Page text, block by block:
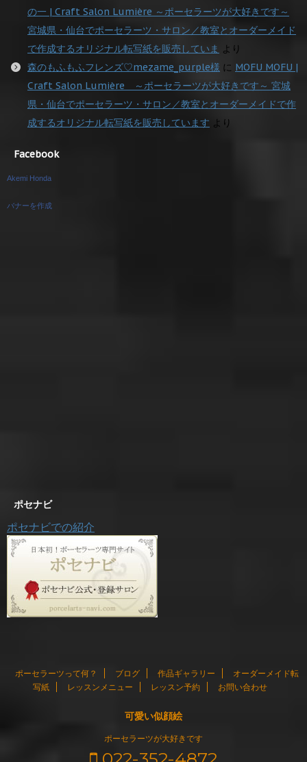
の一 | Craft Salon Lumière ～ポーセラーツが大好きです～
宮城県・仙台でポーセラーツ・サロン／教室とオーダーメイド
で作成するオリジナル転写紙を販売していま より
森のもふもふフレンズ♡mezame_purple様 に MOFU MOFU |
Craft Salon Lumière ～ポーセラーツが大好きです～ 宮城
県・仙台でポーセラーツ・サロン／教室とオーダーメイドで作
成するオリジナル転写紙を販売しています より
Facebook
Akemi Honda
バナーを作成
ポセナビ
ポセナビでの紹介
ポーセラーツって何？ ブログ 作品ギャラリー
オーダーメイド転
写紙
レッスンメニュー レッスン予約 お問い合わせ
可愛い似顔絵
ポーセラーツが大好きです